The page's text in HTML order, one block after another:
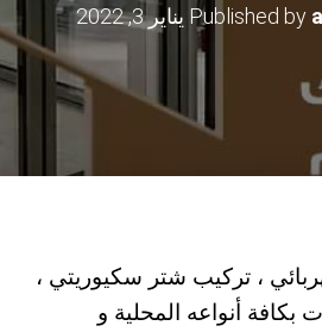
Published by يناير 3, 2022
، تركيب شتر سكيوريتي ،
أنواعه المحلية و